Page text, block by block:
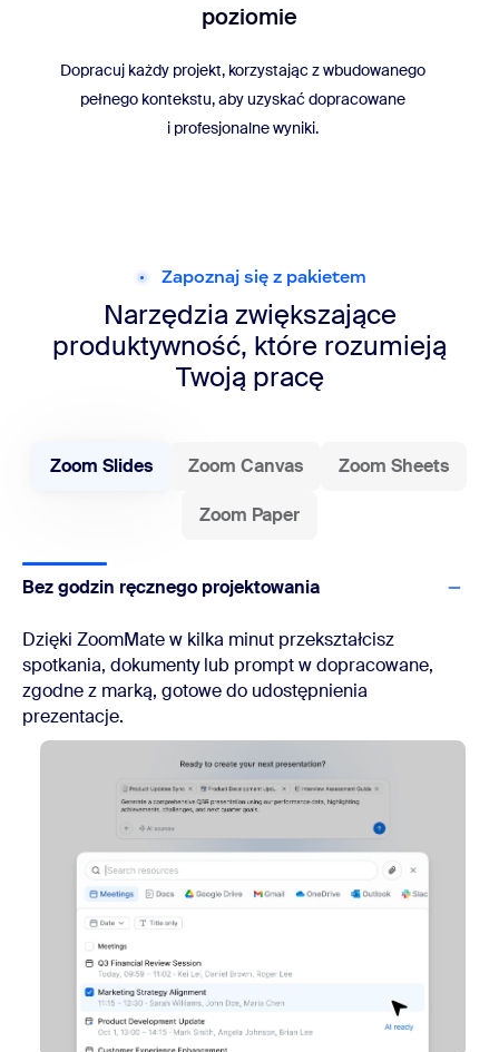
poziomie
Dopracuj każdy projekt, korzystając z wbudowanego
pełnego kontekstu, aby uzyskać dopracowane
i profesjonalne wyniki.
Zapoznaj się z pakietem
Narzędzia zwiększające
produktywność, które rozumieją
Twoją pracę
Zoom Slides Zoom Canvas Zoom Sheets
Zoom Paper
Bez godzin ręcznego projektowania
Dzięki ZoomMate w kilka minut przekształcisz
spotkania, dokumenty lub prompt w dopracowane,
zgodne z marką, gotowe do udostępnienia
prezentacje.